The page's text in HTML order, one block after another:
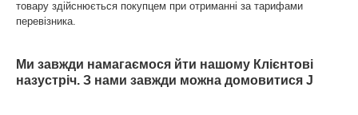
товару здійснюється покупцем при отриманні за тарифами
перевізника.
Ми завжди намагаємося йти нашому Клієнтові
назустріч. З нами завжди можна домовитися J